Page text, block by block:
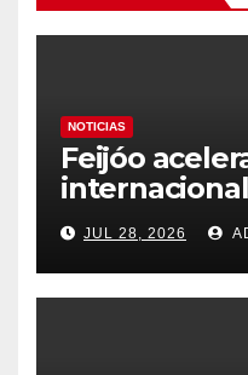
NOTICIAS
Feijóo
prioritario en
gobierno
JUL 28, 2026